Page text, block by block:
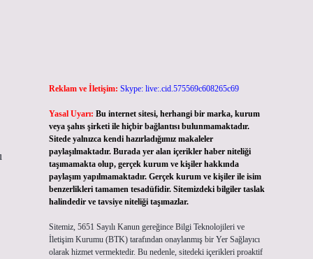
Reklam ve İletişim: Skype: live:.cid.575569c608265c69
Yasal Uyarı: Bu internet sitesi, herhangi bir marka, kurum
veya şahıs şirketi ile hiçbir bağlantısı bulunmamaktadır.
Sitede yalnızca kendi hazırladığımız makaleler
paylaşılmaktadır. Burada yer alan içerikler haber niteliği
taşımamakta olup, gerçek kurum ve kişiler hakkında
paylaşım yapılmamaktadır. Gerçek kurum ve kişiler ile isim
benzerlikleri tamamen tesadüfidir. Sitemizdeki bilgiler taslak
halindedir ve tavsiye niteliği taşımazlar.
Sitemiz, 5651 Sayılı Kanun gereğince Bilgi Teknolojileri ve
İletişim Kurumu (BTK) tarafından onaylanmış bir Yer Sağlayıcı
olarak hizmet vermektedir. Bu nedenle, sitedeki içerikleri proaktif